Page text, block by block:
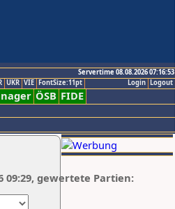
Servertime 08.08.2026 07:16:53
Logout
Login
UKR VIE FontSize:11pt
ÖSB FIDE
09:29, gewertete Partien: